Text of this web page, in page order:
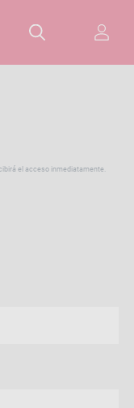
el acceso inmediatamente.